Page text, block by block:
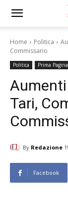
Home Politica
Commissario
Politica Prima Pagina
Tari,
By Redazione
Facebook